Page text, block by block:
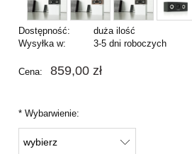
Dostępność:
duża ilość
Wysyłka w:
3-5 dni roboczych
Cena: 859,00 zł
* Wybarwienie: